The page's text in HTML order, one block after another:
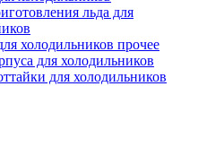
льда для
холодильников прочее
для холодильников
для холодильников